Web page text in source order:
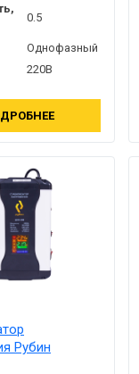
0.5
Однофазный
220В
Рубин